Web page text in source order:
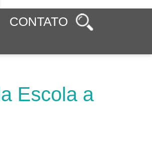
CONTATO
Escola a